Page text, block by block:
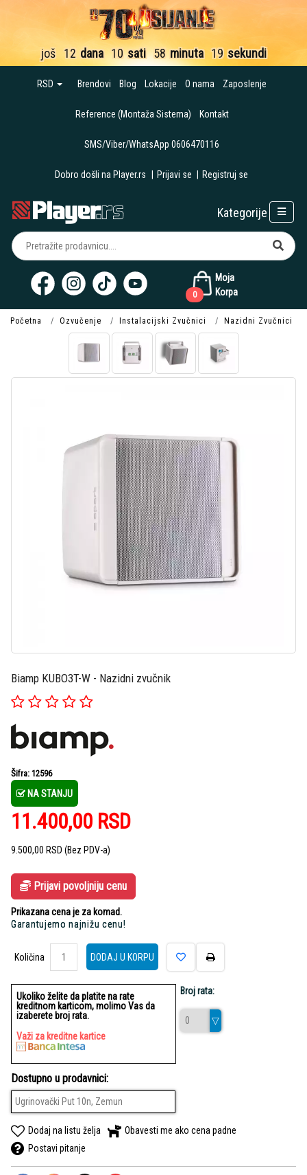
još 12 dana 10 sati 58 minuta 18 sekundi
RSD Brendovi Blog Lokacije O nama Zaposlenje
Reference (Montaža Sistema) Kontakt
SMS/Viber/WhatsApp 0606470116
Dobro došli na Player.rs Prijavi se Registruj se
Moja
Korpa
0
Kategorije
Početna Ozvučenje Instalacijski Zvučnici Nazidni Zvučnici
Biamp KUBO3T-W - Nazidni zvučnik
Šifra: 12596
NA STANJU
11.400,00 RSD
9.500,00 RSD (Bez PDV-a)
Prijavi povoljniju cenu
Prikazana cena je za komad.
Garantujemo najnižu cenu!
Količina
Količina
DODAJ U KORPU
Ukoliko želite da platite na rate
kreditnom karticom, molimo Vas da
izaberete broj rata.
Važi za kreditne kartice
Broj rata:
Dostupno u prodavnici:
Ugrinovački Put 10n, Zemun
Dodaj na listu želja
Obavesti me ako cena padne
Postavi pitanje